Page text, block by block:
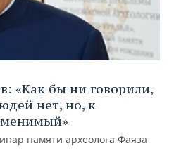
«Как бы ни говорили,
нет, но, к
памяти археолога Фаяза